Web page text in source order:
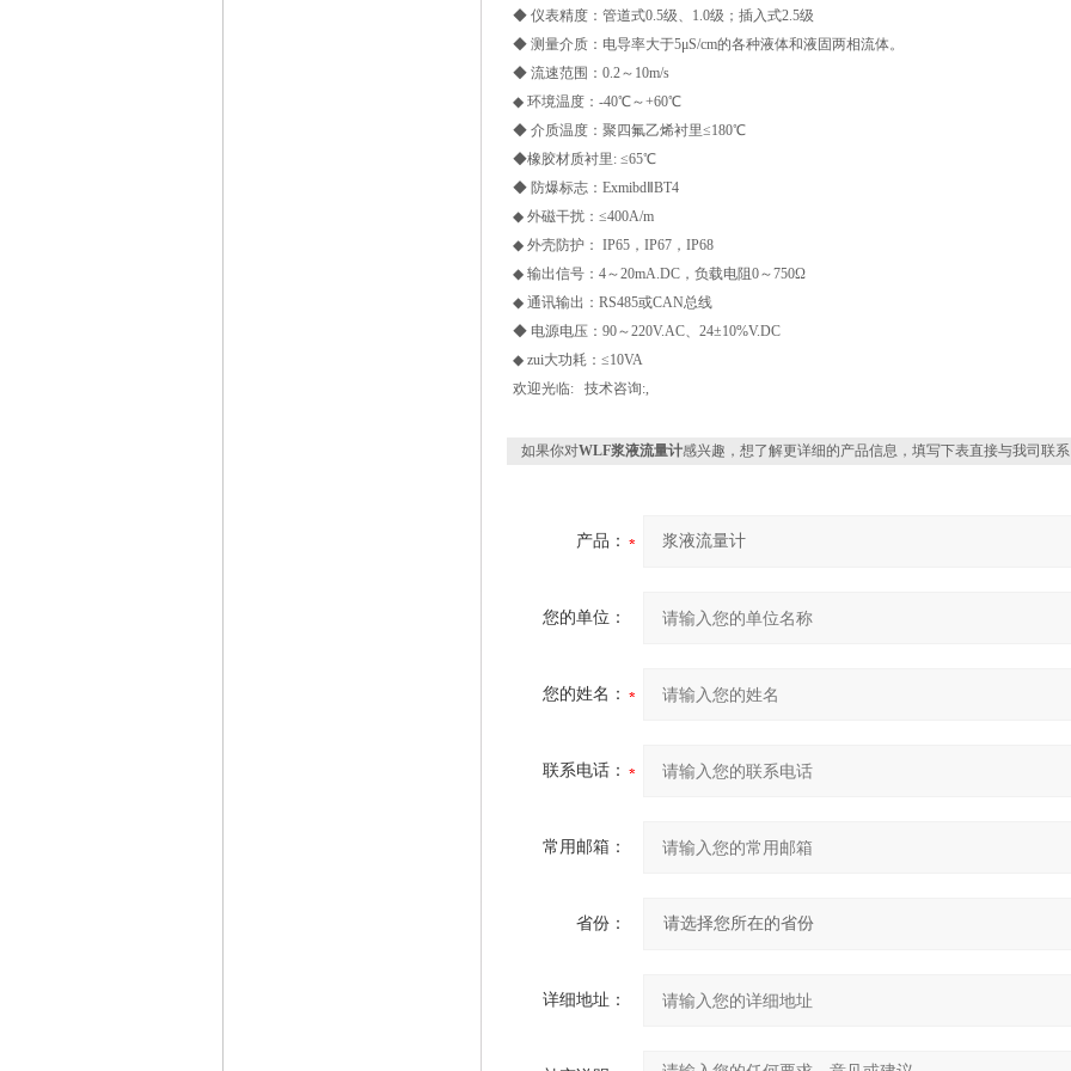
◆ 仪表精度：管道式0.5级、1.0级；插入式2.5级
◆ 测量介质：电导率大于5μS/cm的各种液体和液固两相流体。
◆ 流速范围：0.2～10m/s
◆ 环境温度：-40℃～+60℃
◆ 介质温度：聚四氟乙烯衬里≤180℃
◆橡胶材质衬里: ≤65℃
◆ 防爆标志：ExmibdⅡBT4
◆ 外磁干扰：≤400A/m
◆ 外壳防护： IP65，IP67，IP68
◆ 输出信号：4～20mA.DC，负载电阻0～750Ω
◆ 通讯输出：RS485或CAN总线
◆ 电源电压：90～220V.AC、24±10%V.DC
◆ zui大功耗：≤10VA
欢迎光临: 技术咨询:,
如果你对WLF浆液流量计感兴趣，想了解更详细的产品信息，填写下表直接与我司联
产品：
您的单位：
您的姓名：
联系电话：
常用邮箱：
省份：
详细地址：